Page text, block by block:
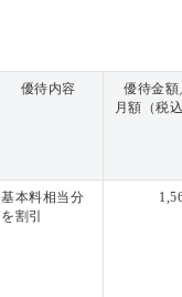
優待内容
優待金額
月額（税
基本料相当分
を割引